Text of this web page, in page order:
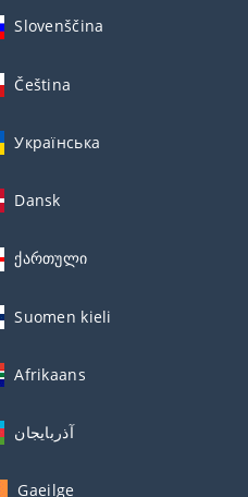
Slovenščina
Čeština
Українська
Dansk
ქართული
Suomen kieli
Afrikaans
آذربايجان
Gaeilge